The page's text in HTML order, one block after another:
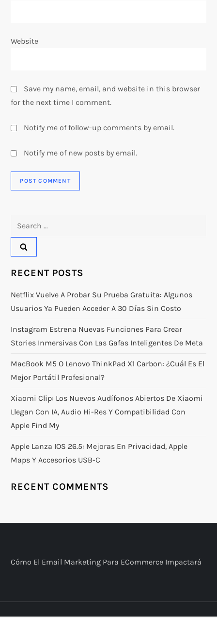
Website
Save my name, email, and website in this browser
for the next time I comment.
Notify me of follow-up comments by email.
Notify me of new posts by email.
RECENT POSTS
Netflix Vuelve A Probar Su Prueba Gratuita: Algunos
Usuarios Ya Pueden Acceder A 30 Días Sin Costo
Instagram Estrena Nuevas Funciones Para Crear
Stories Inmersivas Con Las Gafas Inteligentes De Meta
MacBook M5 O Lenovo ThinkPad X1 Carbon: ¿Cuál Es El
Mejor Portátil Profesional?
Xiaomi Clip: Los Nuevos Audífonos Abiertos De Xiaomi
Llegan Con IA, Audio Hi-Res Y Compatibilidad Con
Apple Find My
Apple Lanza IOS 26.5: Mejoras En Privacidad, Apple
Maps Y Accesorios USB-C
RECENT COMMENTS
​Cómo El Email Marketing Para ECommerce Impactará